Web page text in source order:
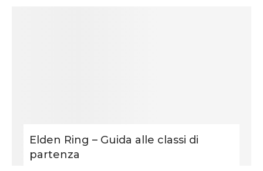
Elden Ring – Guida alle classi di
partenza